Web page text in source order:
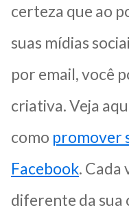
certeza que ao
suas mídias
por email, você
criativa. Veja
como promover
Facebook. Cada
diferente da sua